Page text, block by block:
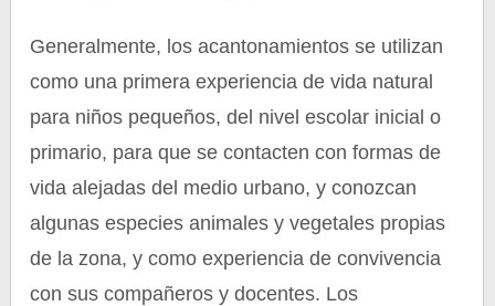
Generalmente, los acantonamientos se utilizan
como una primera experiencia de vida natural
para niños pequeños, del nivel escolar inicial o
primario, para que se contacten con formas de
vida alejadas del medio urbano, y conozcan
algunas especies animales y vegetales propias
de la zona, y como experiencia de convivencia
con sus compañeros y docentes. Los